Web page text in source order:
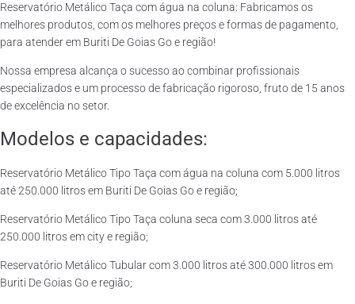
Reservatório Metálico Taça com água na coluna: Fabricamos os
melhores produtos, com os melhores preços e formas de pagamento,
para atender em Buriti De Goias Go e região!
Nossa empresa alcança o sucesso ao combinar profissionais
especializados e um processo de fabricação rigoroso, fruto de 15 anos
de excelência no setor.
Modelos e capacidades:
Reservatório Metálico Tipo Taça com água na coluna com 5.000 litros
até 250.000 litros em Buriti De Goias Go e região;
Reservatório Metálico Tipo Taça coluna seca com 3.000 litros até
250.000 litros em city e região;
Reservatório Metálico Tubular com 3.000 litros até 300.000 litros em
Buriti De Goias Go e região;